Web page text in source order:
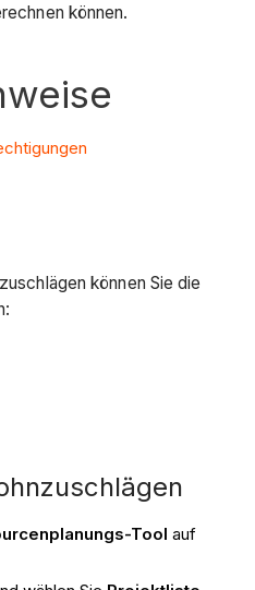
können.
können Sie die
Tool auf